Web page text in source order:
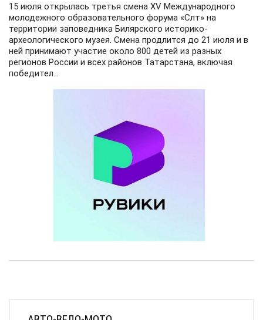
15 июля открылась третья смена XV Международного
молодежного образовательного форума «Слт» на
территории заповедника Билярского историко-
археологического музея. Смена продлится до 21 июля и в
ней принимают участие около 800 детей из разных
регионов России и всех районов Татарстана, включая
победител...